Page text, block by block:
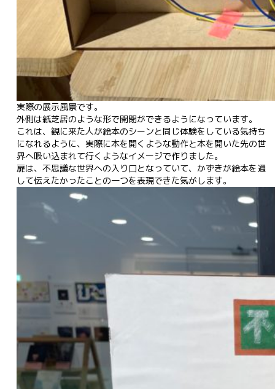
実際の展示風景です。
外側は紙芝居のような形で開閉ができるようになっています。
これは、観に来た人が絵本のシーンと同じ体験をしている気持ち
になれるように、実際に本を開くような動作と本を開いた先の世
界へ吸い込まれて行くようなイメージで作りました。
扉は、不思議な世界への入り口となっていて、かずきが絵本を通